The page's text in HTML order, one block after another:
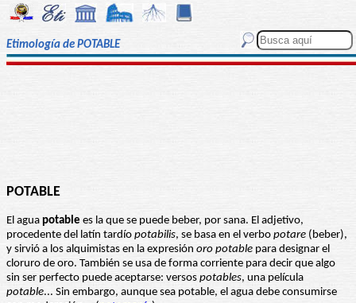
Etimología de POTABLE
POTABLE
El agua potable es la que se puede beber, por sana. El adjetivo,
procedente del latín tardío potabilis, se basa en el verbo potare (beber),
y sirvió a los alquimistas en la expresión oro potable para designar el
cloruro de oro. También se usa de forma corriente para decir que algo
sin ser perfecto puede aceptarse: versos potables, una película
potable... Sin embargo, aunque sea potable, el agua debe consumirse